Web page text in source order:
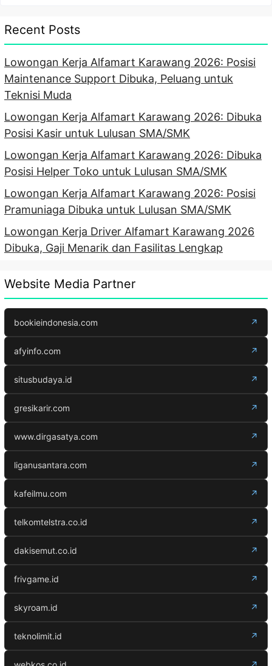
Recent Posts
Lowongan Kerja Alfamart Karawang 2026: Posisi
Maintenance Support Dibuka, Peluang untuk
Teknisi Muda
Lowongan Kerja Alfamart Karawang 2026: Dibuka
Posisi Kasir untuk Lulusan SMA/SMK
Lowongan Kerja Alfamart Karawang 2026: Dibuka
Posisi Helper Toko untuk Lulusan SMA/SMK
Lowongan Kerja Alfamart Karawang 2026: Posisi
Pramuniaga Dibuka untuk Lulusan SMA/SMK
Lowongan Kerja Driver Alfamart Karawang 2026
Dibuka, Gaji Menarik dan Fasilitas Lengkap
Website Media Partner
bookieindonesia.com ↗
afyinfo.com ↗
situsbudaya.id ↗
gresikarir.com ↗
www.dirgasatya.com ↗
liganusantara.com ↗
kafeilmu.com ↗
telkomtelstra.co.id ↗
dakisemut.co.id ↗
frivgame.id ↗
skyroam.id ↗
teknolimit.id ↗